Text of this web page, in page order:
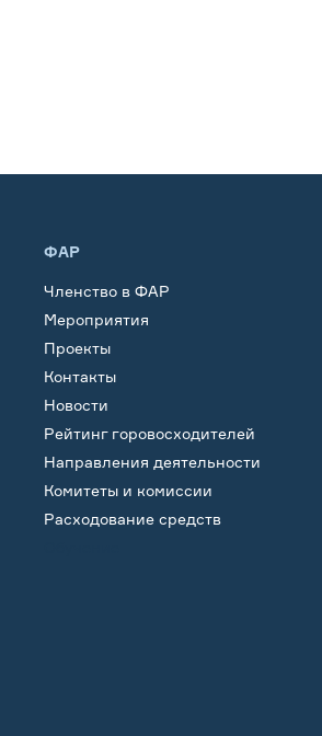
ФАР
Членство в ФАР
Мероприятия
Проекты
Контакты
Новости
Рейтинг горовосходителей
Направления деятельности
Комитеты и комиссии
Расходование средств